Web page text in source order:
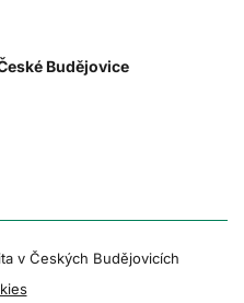
Budějovice
v Českých Budějovicích